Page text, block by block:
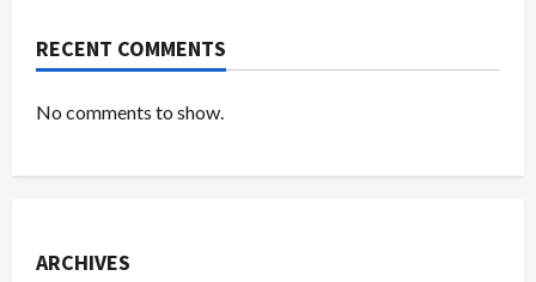
RECENT COMMENTS
No comments to show.
ARCHIVES